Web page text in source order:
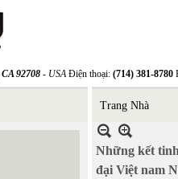
CA 92708 - USAĐiện thoại: (714) 381-8780
Trang Nhà
Những kết
đại Việt nam